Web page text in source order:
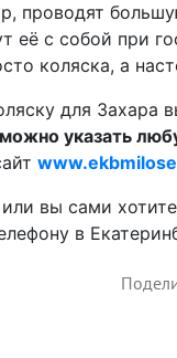
проводят
её с собой при
коляска, а
для Захара
указать
вы сами
в